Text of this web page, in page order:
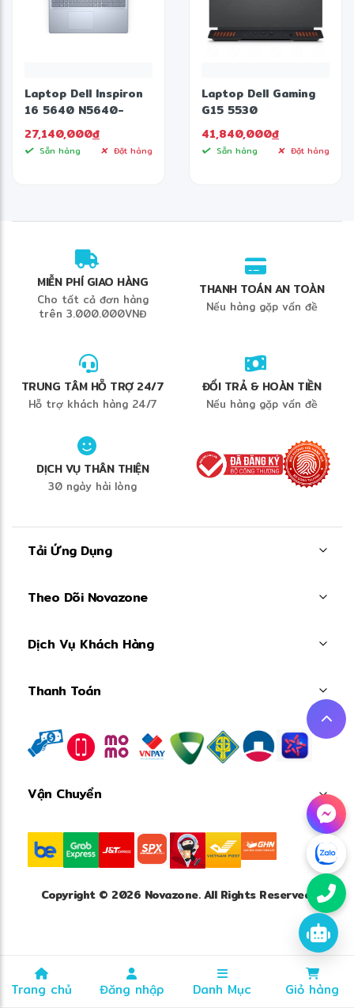
Laptop Dell Inspiron
16 5640 N5640-
C7U161W11IBU (Intel
Core 7 150U | 16GB |
1TB | Intel Graphics |
27,140,000đ
Sẵn hàng Đặt hàng
Laptop Dell Gaming
G15 5530
i9HX161W11GR4060
(Intel Core i9-
13900HX | 16GB |
41,840,000đ
Sẵn hàng Đặt hàng
MIỄN PHÍ GIAO HÀNG
Cho tất cả đơn hàng
trên 3.000.000VNĐ
THANH TOÁN AN TOÀN
Nếu hàng gặp vấn đề
TRUNG TÂM HỖ TRỢ 24/7
Hỗ trợ khách hàng 24/7
ĐỔI TRẢ & HOÀN TIỀN
Nếu hàng gặp vấn đề
DỊCH VỤ THÂN THIỆN
30 ngày hài lòng
Tải Ứng Dụng
Theo Dõi Novazone
Dịch Vụ Khách Hàng
Thanh Toán
Vận Chuyển
Copyright © 2026 Novazone. All Rights Reserved.
Trang chủ Đăng nhập Danh Mục Giỏ hàng